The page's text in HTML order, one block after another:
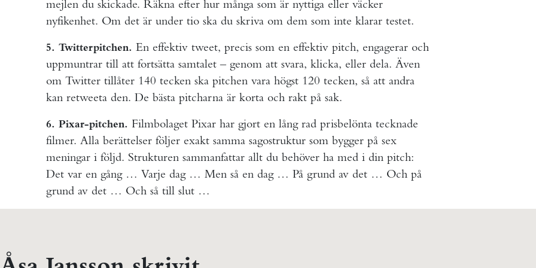
mejlen du skickade. Räkna efter hur många som är nyttiga eller väcker
nyfikenhet. Om det är under tio ska du skriva om dem som inte klarar testet.
5. Twitterpitchen. En effektiv tweet, precis som en effektiv pitch, engagerar och
uppmuntrar till att fortsätta samtalet – genom att svara, klicka, eller dela. Även
om Twitter tillåter 140 tecken ska pitchen vara högst 120 tecken, så att andra
kan retweeta den. De bästa pitcharna är korta och rakt på sak.
6. Pixar-pitchen. Filmbolaget Pixar har gjort en lång rad prisbelönta tecknade
filmer. Alla berättelser följer exakt samma sagostruktur som bygger på sex
meningar i följd. Strukturen sammanfattar allt du behöver ha med i din pitch:
Det var en gång … Varje dag … Men så en dag … På grund av det … Och på
grund av det … Och så till slut …